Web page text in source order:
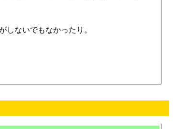
しないでもなかったり。